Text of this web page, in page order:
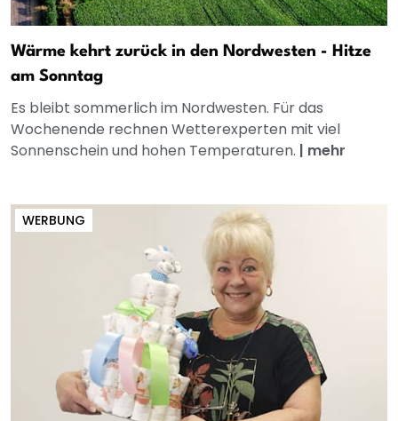
Wärme kehrt zurück in den Nordwesten - Hitze
am Sonntag
Es bleibt sommerlich im Nordwesten. Für das
Wochenende rechnen Wetterexperten mit viel
Sonnenschein und hohen Temperaturen. | mehr
WERBUNG